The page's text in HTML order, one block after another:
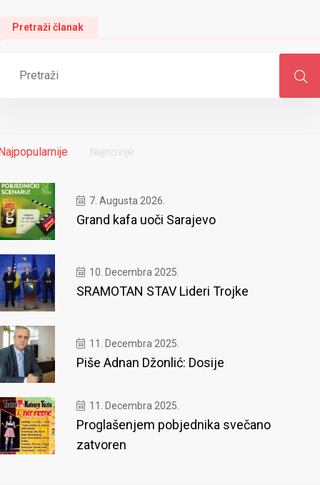
Pretraži članak
Najnovije
7. Augusta 2026.
Grand kafa uoči Sarajevo
10. Decembra 2025.
SRAMOTAN STAV Lideri Trojke
11. Decembra 2025.
Piše Adnan Džonlić: Dosije
11. Decembra 2025.
Proglašenjem pobjednika svečano
zatvoren